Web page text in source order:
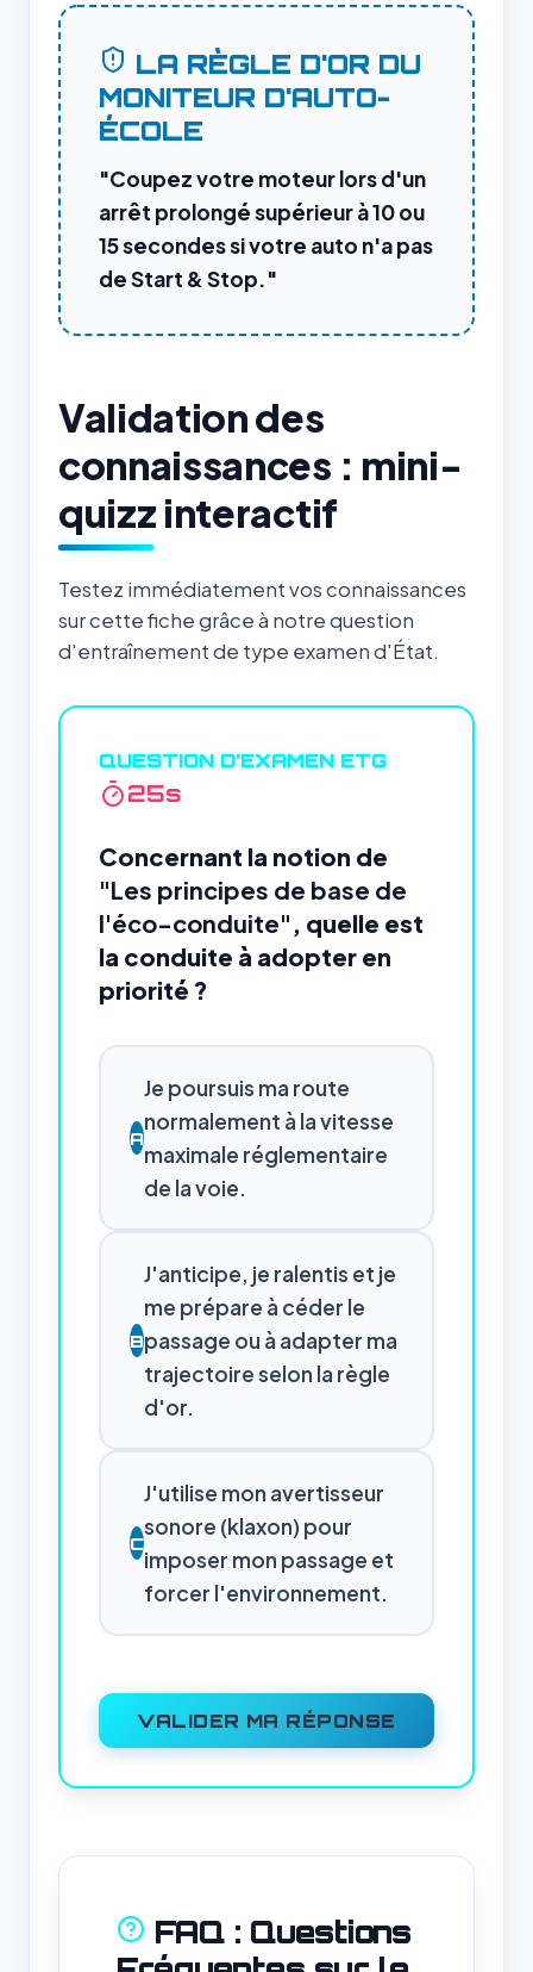
LA RÈGLE D'OR DU
MONITEUR D'AUTO-
ÉCOLE
"Coupez votre moteur lors d'un
arrêt prolongé supérieur à 10 ou
15 secondes si votre auto n'a pas
de Start & Stop."
Validation des
connaissances : mini-
quizz interactif
Testez immédiatement vos connaissances
sur cette fiche grâce à notre question
d'entraînement de type examen d'État.
QUESTION D'EXAMEN ETG
24s
Concernant la notion de
"Les principes de base de
l'éco-conduite" , quelle est
la conduite à adopter en
priorité ?
A
Je poursuis ma route
normalement à la vitesse
maximale réglementaire
de la voie.
B
J'anticipe, je ralentis et je
me prépare à céder le
passage ou à adapter ma
trajectoire selon la règle
d'or.
C
J'utilise mon avertisseur
sonore (klaxon) pour
imposer mon passage et
forcer l'environnement.
VALIDER MA RÉPONSE
FAQ : Questions